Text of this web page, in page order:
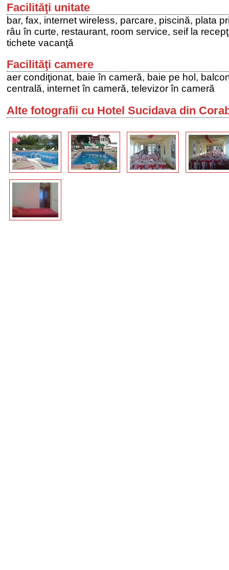
Facilităţi unitate
bar, fax, internet wireless, parcare, piscină, plata
râu în curte, restaurant, room service, seif la
tichete vacanţă
Facilităţi camere
aer condiţionat, baie în cameră, baie pe hol,
centrală, internet în cameră, televizor în cameră
Alte fotografii cu Hotel Sucidava din